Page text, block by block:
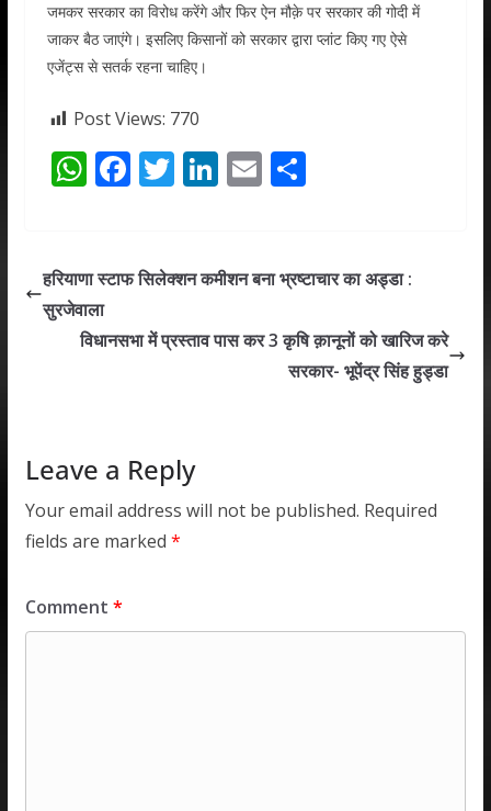
जमकर सरकार का विरोध करेंगे और फिर ऐन मौक़े पर सरकार की गोदी में
जाकर बैठ जाएंगे। इसलिए किसानों को सरकार द्वारा प्लांट किए गए ऐसे
एजेंट्स से सतर्क रहना चाहिए।
Post Views: 770
W
s
A
p
F
b
o
T
er
Li
e
n
E
l
S
e
हरियाणा स्टाफ सिलेक्शन कमीशन बना भ्रष्टाचार का अड्डा :
सुरजेवाला
विधानसभा में प्रस्ताव पास कर 3 कृषि क़ानूनों को खारिज करे
सरकार- भूपेंद्र सिंह हुड्डा
Leave a Reply
Your email address will not be published. Required
fields are marked *
Comment *